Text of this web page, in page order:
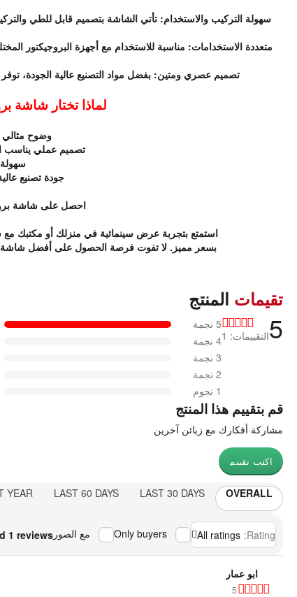
سهولة التركيب والاستخدام: تأتي الشاشة بتصميم قابل للطي
متعددة الاستخدامات: مناسبة للاستخدام مع أجهزة البروجيكتور
تصميم عصري ومتين: بفضل مواد التصنيع عالية الجودة،
لماذا تختار شاشة بروجيكتور
وضوح مثالي
تصميم عملي يناسب
جودة تصنيع
احصل على شاشة بروجيكتور 60 سم
استمتع بتجربة عرض سينمائية في منزلك أو مكتبك مع شاشة بروجيكتور 60 سم × 60 سم
بسعر مميز. لا تفوت فرصة الحصول على أفضل
تقيمات المنتج
5التقييمات: 1
5 نجمة
4 نجمة
3 نجمة
2 نجمة
1 نجوم
قم بتقييم هذا المنتج
مشاركة أفكارك مع زبائن آخرين
اكتب تقييم
OVERALL
LAST 30 DAYS
LAST 60 DAYS
YEAR
Rating:
All ratings
Only buyers مع الصور1 reviews
ابو عمار
5